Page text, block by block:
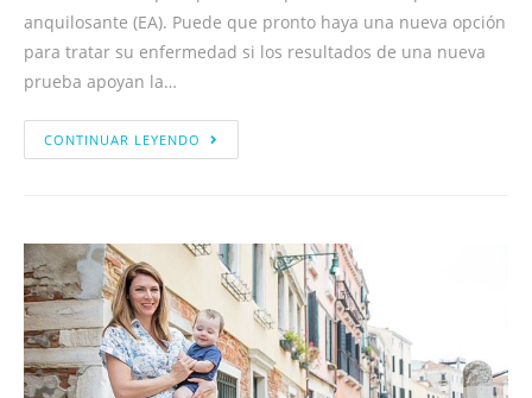
anquilosante (EA). Puede que pronto haya una nueva opción
para tratar su enfermedad si los resultados de una nueva
prueba apoyan la…
CONTINUAR LEYENDO